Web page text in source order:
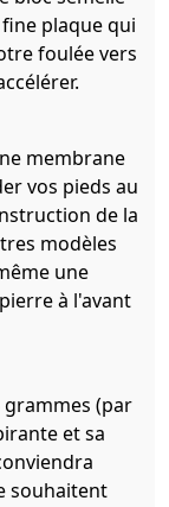
plaque qui
foulée vers
membrane
vos pieds au
de la
modèles
une
à l'avant
grammes (par
et sa
souhaitent